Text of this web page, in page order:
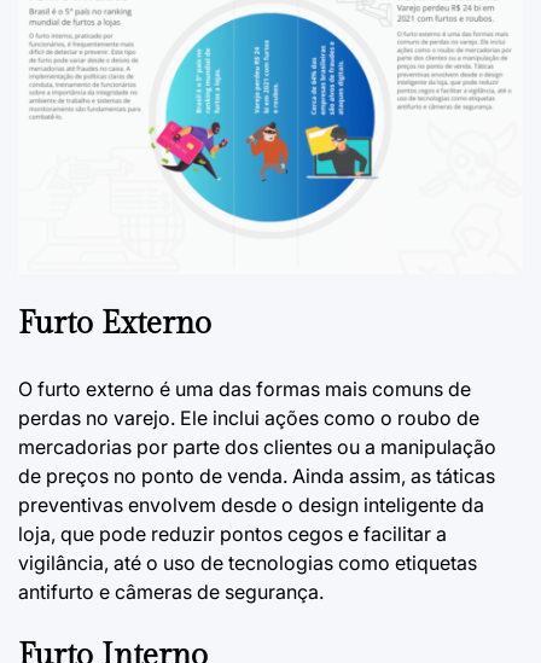
Furto Externo
O furto externo é uma das formas mais comuns de
perdas no varejo. Ele inclui ações como o roubo de
mercadorias por parte dos clientes ou a manipulação
de preços no ponto de venda. Ainda assim, as táticas
preventivas envolvem desde o design inteligente da
loja, que pode reduzir pontos cegos e facilitar a
vigilância, até o uso de tecnologias como etiquetas
antifurto e câmeras de segurança.
Furto Interno